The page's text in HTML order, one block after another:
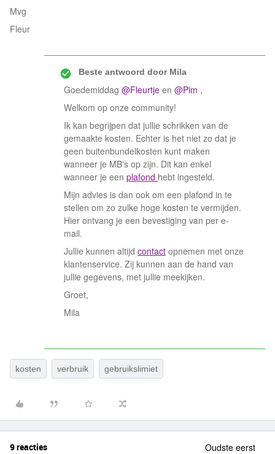
Mvg
Fleur
Beste antwoord doorMila
Goedemiddag @Fleurtje en @Pim ,
Welkom op onze community!
Ik kan begrijpen dat jullie schrikken van de
gemaakte kosten. Echter is het niet zo dat je
geen buitenbundelkosten kunt maken
wanneer je MB's op zijn. Dit kan enkel
wanneer je een plafond hebt ingesteld.
Mijn advies is dan ook om een plafond in te
stellen om zo zulke hoge kosten te vermijden.
Hier ontvang je een bevestiging van per e-
mail.
Jullie kunnen altijd contact opnemen met onze
klantenservice. Zij kunnen aan de hand van
jullie gegevens, met jullie meekijken.
Groet,
Mila
kosten verbruik gebruikslimiet
9 reacties Oudste eerst